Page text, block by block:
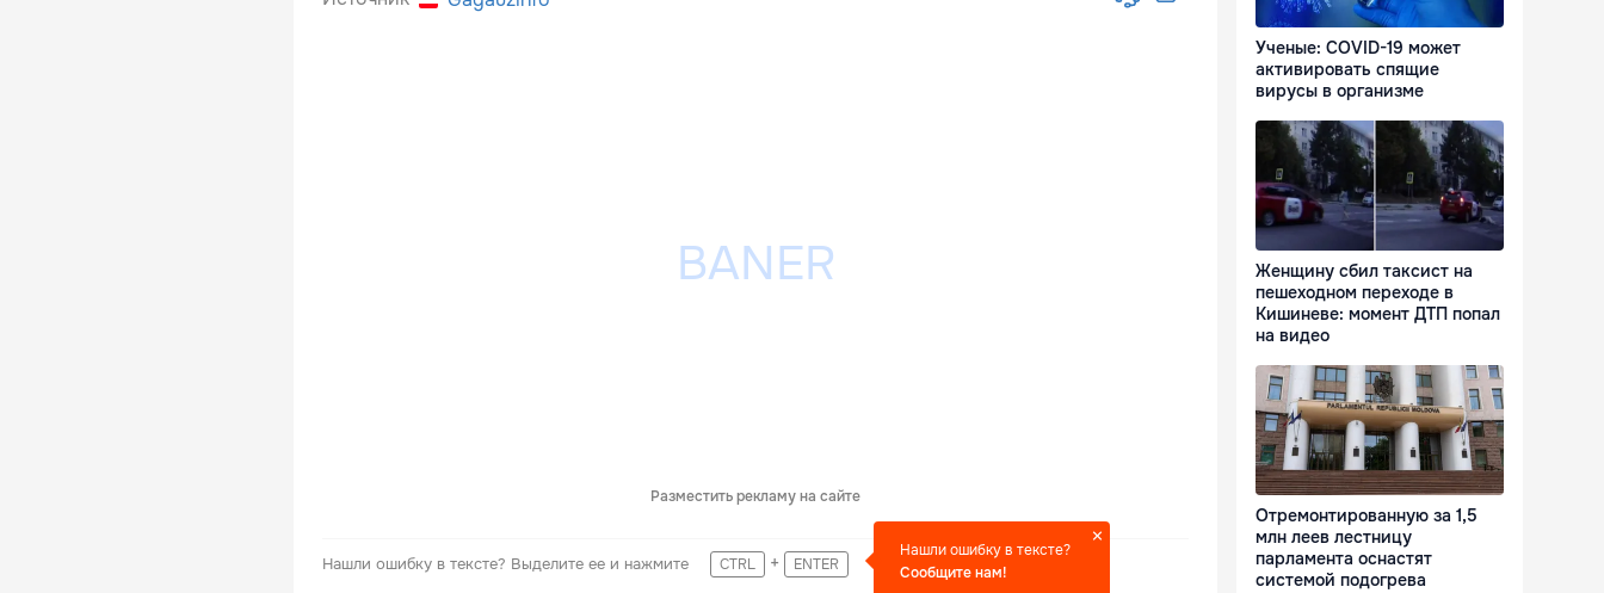
Разместить рекламу на сайте
Нашли ошибку в тексте? Выделите ее и нажмите CTRL + ENTER
Нашли ошибку в тексте?
Сообщите нам!
Ученые: COVID-19 может
активировать спящие
вирусы в организме
Женщину сбил таксист на
пешеходном переходе в
Кишиневе: момент ДТП попал
на видео
Отремонтированную за 1,5
млн леев лестницу
парламента оснастят
системой подогрева